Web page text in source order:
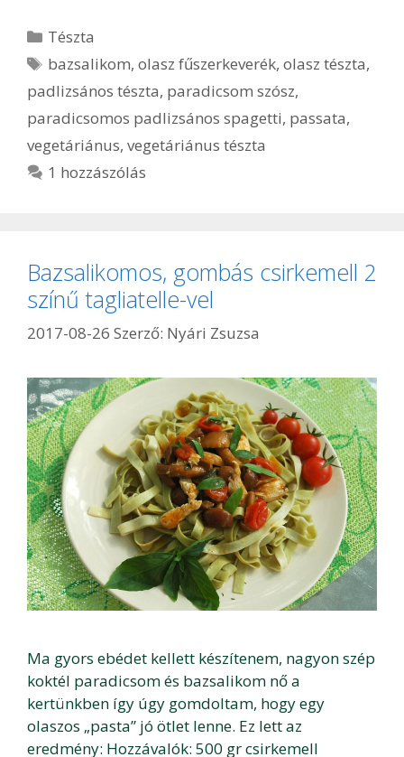
Kategória
Tészta
Címkék
bazsalikom,olasz fűszerkeverék,olasz tészta,
padlizsános tészta, paradicsom szósz,
paradicsomos padlizsános spagetti, passata,
vegetáriánus, vegetáriánus tészta
1 hozzászólás
Bazsalikomos, gombás csirkemell 2
színű tagliatelle-vel
2017-08-26 Szerző: Nyári Zsuzsa
Ma gyors ebédet kellett készítenem, nagyon szép
koktél paradicsom és bazsalikom nő a
kertünkben így úgy gomdoltam, hogy egy
olaszos „pasta” jó ötlet lenne. Ez lett az
eredmény: Hozzávalók: 500 gr csirkemell